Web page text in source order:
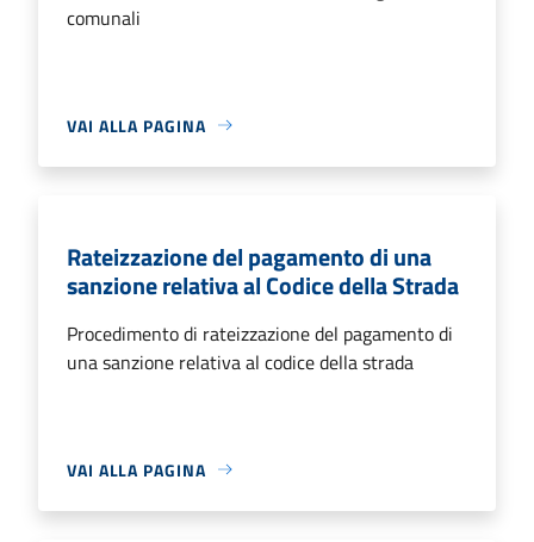
comunali
VAI ALLA PAGINA
Rateizzazione del pagamento di una
sanzione relativa al Codice della Strada
Procedimento di rateizzazione del pagamento di
una sanzione relativa al codice della strada
VAI ALLA PAGINA